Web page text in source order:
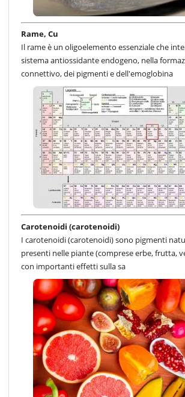
Rame, Cu
Il rame è un oligoelemento essenziale che
sistema antiossidante endogeno, nella
connettivo, dei pigmenti e dell'emoglobina
Carotenoidi (carotenoidi)
I carotenoidi (carotenoidi) sono pigmenti
presenti nelle piante (comprese erbe, frutta,
con importanti effetti sulla sa